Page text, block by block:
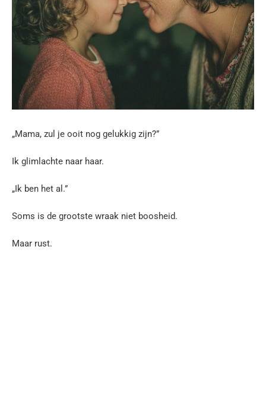
„Mama, zul je ooit nog gelukkig zijn?”
Ik glimlachte naar haar.
„Ik ben het al.”
Soms is de grootste wraak niet boosheid.
Maar rust.